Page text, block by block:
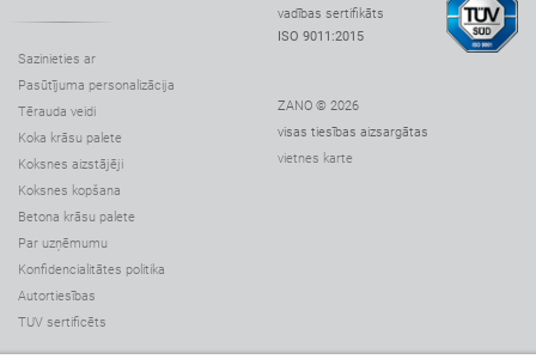
Sazinieties ar
Pasūtījuma personalizācija
Tērauda veidi
Koka krāsu palete
Koksnes aizstājēji
Koksnes kopšana
Betona krāsu palete
Par uzņēmumu
Konfidencialitātes politika
Autortiesības
TUV sertificēts
vadības sertifikāts
ISO 9011:2015
ZANO © 2026
visas tiesības aizsargātas
vietnes karte